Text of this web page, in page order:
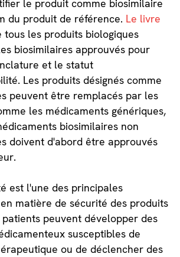
le produit comme biosimilaire
du produit de référence. Le livre
les produits biologiques
biosimilaires approuvés pour
et le statut
Les produits désignés comme
peuvent être remplacés par les
les médicaments génériques,
biosimilaires non
doivent d'abord être approuvés
est l'une des principales
matière de sécurité des produits
patients peuvent développer des
susceptibles de
ou de déclencher des